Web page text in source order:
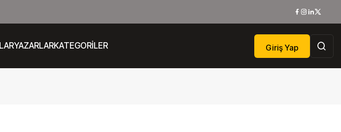
YAZARLARKATEGORİLER
Giriş Yap